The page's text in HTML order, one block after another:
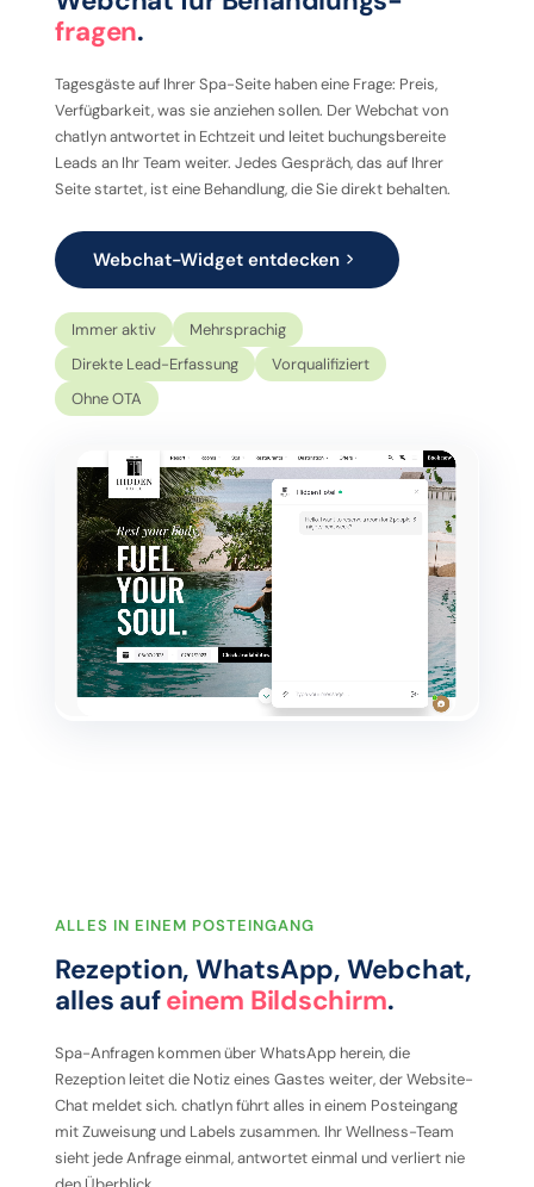
fragen.
Tagesgäste auf Ihrer Spa-Seite haben eine Frage: Preis,
Verfügbarkeit, was sie anziehen sollen. Der Webchat von
chatlyn antwortet in Echtzeit und leitet buchungsbereite
Leads an Ihr Team weiter. Jedes Gespräch, das auf Ihrer
Seite startet, ist eine Behandlung, die Sie direkt behalten.
Webchat-Widget entdecken
Immer aktiv
Mehrsprachig
Direkte Lead-Erfassung
Vorqualifiziert
Ohne OTA
ALLES IN EINEM POSTEINGANG
Rezeption, WhatsApp, Webchat,
alles aufeinem Bildschirm.
Spa-Anfragen kommen über WhatsApp herein, die
Rezeption leitet die Notiz eines Gastes weiter, der Website-
Chat meldet sich. chatlyn führt alles in einem Posteingang
mit Zuweisung und Labels zusammen. Ihr Wellness-Team
sieht jede Anfrage einmal, antwortet einmal und verliert nie